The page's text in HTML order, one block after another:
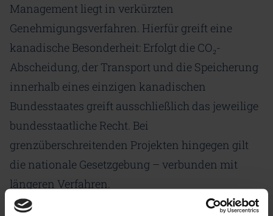
Management liegt in verkürzten
Genehmigungsverfahren. Hierfür greift eine
kanadische Besonderheit: Erfolgt die CO₂-
Abscheidung, der Transport und die Speicherung
innerhalb eines einzigen kanadischen
Bundesstaates greift ausschließlich das jeweilige
bundesstaatliche Recht. Bei
grenzüberschreitenden Projekten hingegen gilt
die nationale Gesetzgebung – verbunden mit
längeren Verfahren.